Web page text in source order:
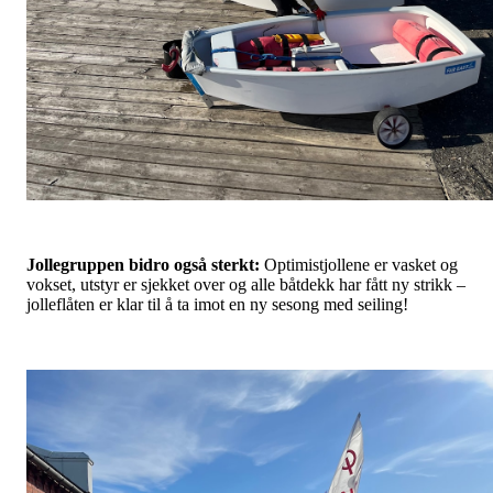
Jollegruppen bidro også sterkt: Optimistjollene er vasket og
vokset, utstyr er sjekket over og alle båtdekk har fått ny strikk –
jolleflåten er klar til å ta imot en ny sesong med seiling!